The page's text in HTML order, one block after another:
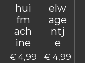
hui
fm
ach
ine
€ 4,99
elw
age
ntj
e
€ 4,99